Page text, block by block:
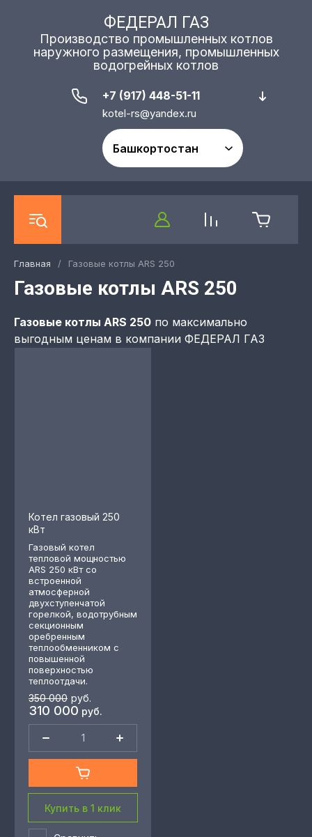
ФЕДЕРАЛ ГАЗ
Производство промышленных котлов
наружного размещения, промышленных
водогрейных котлов
+7 (917) 448-51-11
kotel-rs@yandex.ru
Главная / Газовые котлы ARS 250
Газовые котлы ARS 250
Газовые котлы ARS 250 по максимально
выгодным ценам в компании ФЕДЕРАЛ ГАЗ
Котел газовый 250
кВт
Газовый котел
тепловой мощностью
ARS 250 кВт со
встроенной
атмосферной
двухступенчатой
горелкой, водотрубным
секционным
оребренным
теплообменником с
повышенной
поверхностью
теплоотдачи.
350 000 руб.
310 000 руб.
Купить в 1 клик